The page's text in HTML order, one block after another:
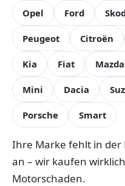
Opel Ford
Peugeot Citroën
Kia Fiat Mazda
Mini Dacia
Porsche Smart
Ihre Marke fehlt in der
an – wir kaufen
Motorschaden.